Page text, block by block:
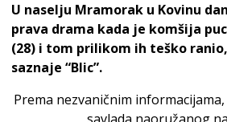
U naselju Mramorak u Kovinu
prava drama kada je komšija
(28) i tom prilikom ih teško
saznaje “Blic”.
Prema nezvaničnim